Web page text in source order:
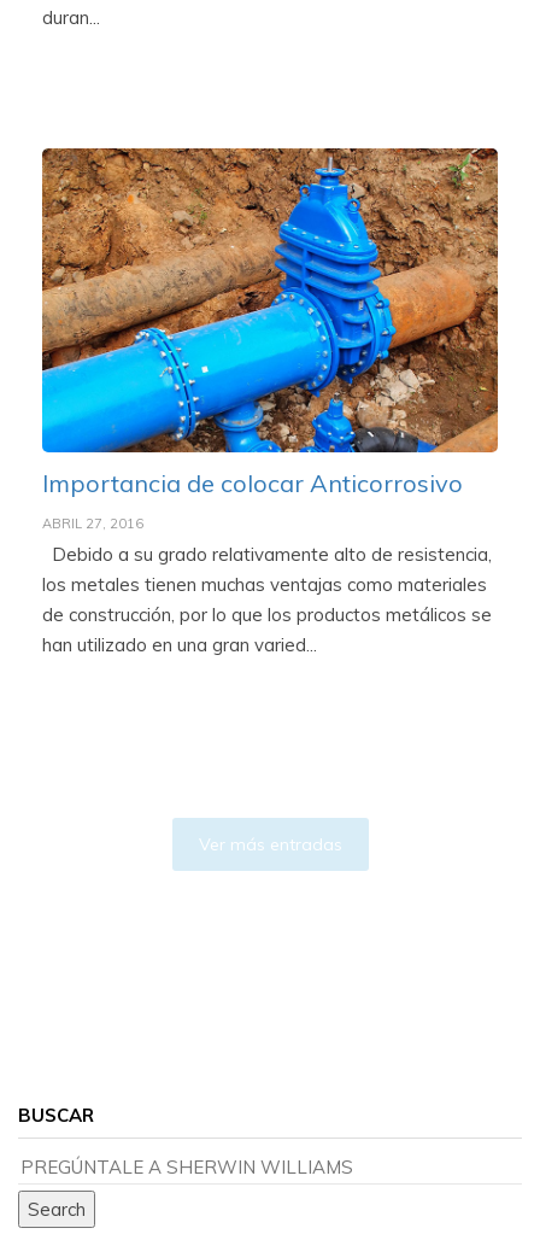
duran...
Importancia de colocar Anticorrosivo
ABRIL 27, 2016
Debido a su grado relativamente alto de resistencia,
los metales tienen muchas ventajas como materiales
de construcción, por lo que los productos metálicos se
han utilizado en una gran varied...
Ver más entradas
BUSCAR